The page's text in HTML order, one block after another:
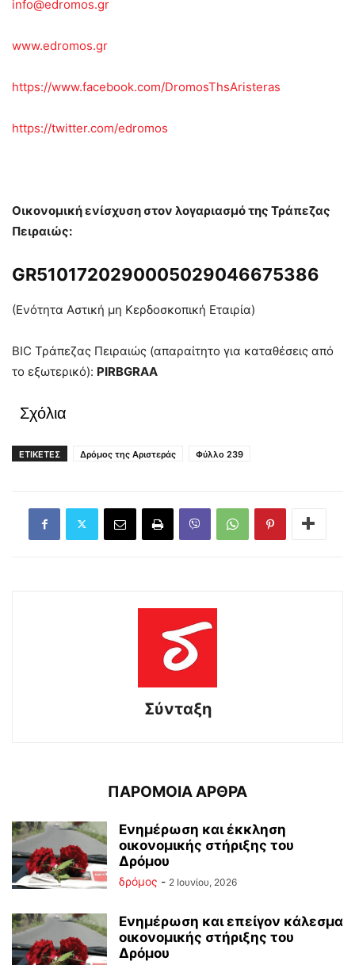
info@edromos.gr
www.edromos.gr
https://www.facebook.com/DromosThsAristeras
https://twitter.com/edromos
Οικονομική ενίσχυση στον λογαριασμό της Τράπεζας
Πειραιώς:
GR5101720290005029046675386
(Ενότητα Αστική μη Κερδοσκοπική Εταιρία)
BIC Τράπεζας Πειραιώς (απαραίτητο για καταθέσεις από
το εξωτερικό): PIRBGRAA
Σχόλια
ΕΤΙΚΕΤΕΣ Δρόμος της Αριστεράς Φύλλο 239
Σύνταξη
ΠΑΡΟΜΟΙΑ ΑΡΘΡΑ
Ενημέρωση και έκκληση
οικονομικής στήριξης του
Δρόμου
δρόμος - 2 Ιουνίου, 2026
Ενημέρωση και επείγον κάλεσμα
οικονομικής στήριξης του
Δρόμου